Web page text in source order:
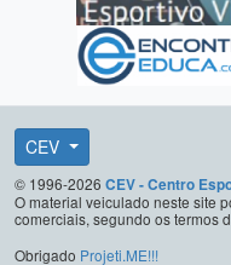
CEV
© 1996-2026 CEV - Centro
O material veiculado neste site
comerciais, segundo os termos
Obrigado Projeti.ME!!!